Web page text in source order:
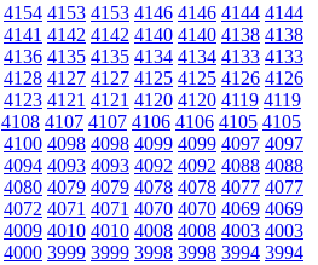
4154 4153 4153 4146 4146 4144 4144
4141 4142 4142 4140 4140 4138 4138
4136 4135 4135 4134 4134 4133 4133
4128 4127 4127 4125 4125 4126 4126
4123 4121 4121 4120 4120 4119 4119
4108 4107 4107 4106 4106 4105 4105
4100 4098 4098 4099 4099 4097 4097
4094 4093 4093 4092 4092 4088 4088
4080 4079 4079 4078 4078 4077 4077
4072 4071 4071 4070 4070 4069 4069
4009 4010 4010 4008 4008 4003 4003
4000 3999 3999 3998 3998 3994 3994